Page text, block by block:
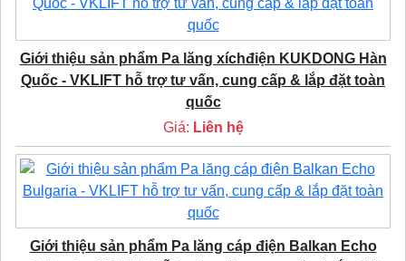
Giới thiệu sản phẩm Pa lăng xíchđiện KUKDONG Hàn
Quốc - VKLIFT hỗ trợ tư vấn, cung cấp & lắp đặt toàn
quốc
Giá: Liên hệ
Giới thiệu sản phẩm Pa lăng cáp điện Balkan Echo